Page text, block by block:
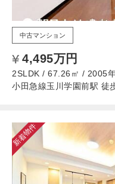
中古マンション
4,495万円
2SLDK / 67.26㎡ / 2005
小田急線玉川学園前駅 徒
新着物件